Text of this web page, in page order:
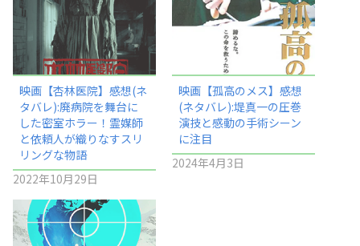
映画【杏林医院】感想(ネ
タバレ):廃病院を舞台に
した密室ホラー！霊媒師
と依頼人が織りなすスリ
リングな物語
2022年10月29日
映画【孤高のメス】感想
(ネタバレ):堤真一の圧巻
演技と感動の手術シーン
に注目
2024年4月3日